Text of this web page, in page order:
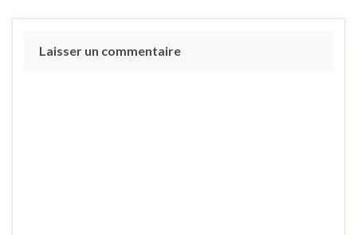
Laisser un commentaire